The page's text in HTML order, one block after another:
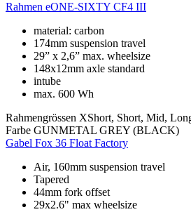
Rahmen eONE-SIXTY CF4 III
material: carbon
174mm suspension travel
29” x 2,6” max. wheelsize
148x12mm axle standard
intube
max. 600 Wh
Rahmengrössen XShort, Short, Mid,
Farbe GUNMETAL GREY (BLACK)
Gabel Fox 36 Float Factory
Air, 160mm suspension travel
Tapered
44mm fork offset
29x2.6" max wheelsize